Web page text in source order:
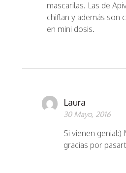
mascarilas. Las de
chiflan y además son
en mini dosis.
Laura
30 Mayo, 2016
Si vienen genial:)
gracias por